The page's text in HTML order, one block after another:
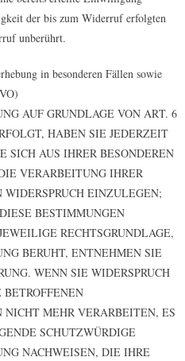
der bis zum Widerruf erfolgten
unberührt.
in besonderen Fällen sowie
AUF GRUNDLAGE VON ART. 6
HABEN SIE JEDERZEIT
SICH AUS IHRER BESONDEREN
VERARBEITUNG IHRER
WIDERSPRUCH EINZULEGEN;
BESTIMMUNGEN
RECHTSGRUNDLAGE,
BERUHT, ENTNEHMEN SIE
WENN SIE WIDERSPRUCH
NICHT MEHR VERARBEITEN, ES
SCHUTZWÜRDIGE
NACHWEISEN, DIE IHRE